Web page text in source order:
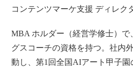
コンテンツマーケ支援 ディレク
MBA ホルダー（経営学修士）で
グスコーチの資格を持つ。社内
動し、第1回全国AIアート甲子